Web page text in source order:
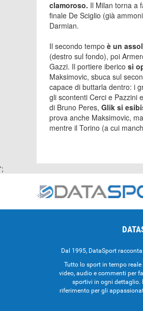
clamoroso. Il Milan torna a
finale De Sciglio (già
Darmian.
Il secondo tempo è un
(destro sul fondo), poi
Gazzi. Il portiere iberico si
Maksimovic, sbuca sul
capace di buttarla dentro: i
gli scontenti Cerci e Pazzini
di Bruno Peres, Glik si
prova anche Maksimovic,
mentre il Torino (a cui
';
Dal 1995, DataSport
Tutto lo sport in tempo
video, audio e commenti per
sportivi in ogni dettaglio.
riferimento per gli